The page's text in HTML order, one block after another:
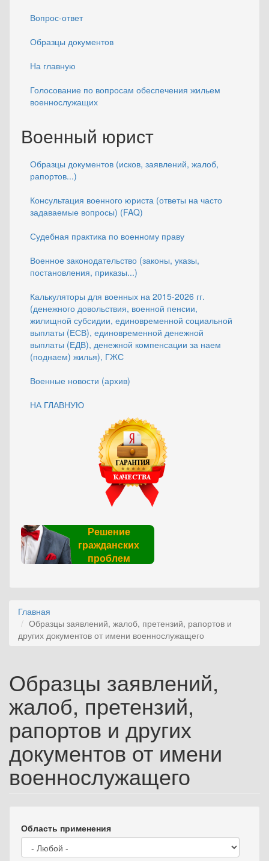
Вопрос-ответ
Образцы документов
На главную
Голосование по вопросам обеспечения жильем
военнослужащих
Военный юрист
Образцы документов (исков, заявлений, жалоб,
рапортов...)
Консультация военного юриста (ответы на часто
задаваемые вопросы) (FAQ)
Судебная практика по военному праву
Военное законодательство (законы, указы,
постановления, приказы...)
Калькуляторы для военных на 2015-2026 гг.
(денежного довольствия, военной пенсии,
жилищной субсидии, единовременной социальной
выплаты (ЕСВ), единовременной денежной
выплаты (ЕДВ), денежной компенсации за наем
(поднаем) жилья), ГЖС
Военные новости (архив)
НА ГЛАВНУЮ
Решение
гражданских
проблем
Главная
Образцы заявлений, жалоб, претензий, рапортов и
других документов от имени военнослужащего
Образцы заявлений,
жалоб, претензий,
рапортов и других
документов от имени
военнослужащего
Область применения